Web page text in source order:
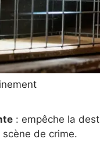
: empêche la
de crime.